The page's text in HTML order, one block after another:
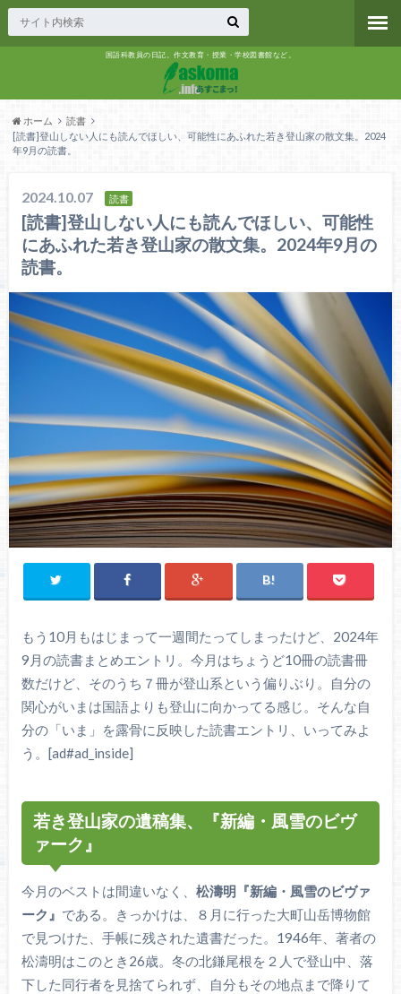
国語科教員の日記。作文教育・授業・学校図書館など。
ホーム
読書
[読書]登山しない人にも読んでほしい、可能性にあふれた若き登山家の散文集。2024
年9月の読書。
2024.10.07 読書
[読書]登山しない人にも読んでほしい、可能性
にあふれた若き登山家の散文集。2024年9月の
読書。
もう10月もはじまって一週間たってしまったけど、2024年
9月の読書まとめエントリ。今月はちょうど10冊の読書冊
数だけど、そのうち７冊が登山系という偏りぶり。自分の
関心がいまは国語よりも登山に向かってる感じ。そんな自
分の「いま」を露骨に反映した読書エントリ、いってみよ
う。[ad#ad_inside]
若き登山家の遺稿集、『新編・風雪のビヴ
ァーク』
今月のベストは間違いなく、 松濤明『新編・風雪のビヴァ
ーク』 である。きっかけは、８月に行った大町山岳博物館
で見つけた、手帳に残された遺書だった。1946年、著者の
松濤明はこのとき26歳。冬の北鎌尾根を２人で登山中、落
下した同行者を見捨てられず、自分もその地点まで降りて